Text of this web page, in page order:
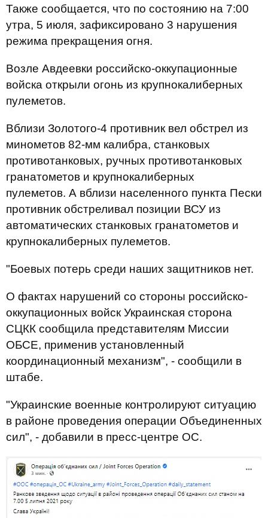
Также сообщается, что по состоянию на 7:00
утра, 5 июля, зафиксировано 3 нарушения
режима прекращения огня.
Возле Авдеевки российско-оккупационные
войска открыли огонь из крупнокалиберных
пулеметов.
Вблизи Золотого-4 противник вел обстрел из
минометов 82-мм калибра, станковых
противотанковых, ручных противотанковых
гранатометов и крупнокалиберных
пулеметов. А вблизи населенного пункта Пески
противник обстреливал позиции ВСУ из
автоматических станковых гранатометов и
крупнокалиберных пулеметов.
"Боевых потерь среди наших защитников нет.
О фактах нарушений со стороны российско-
оккупационных войск Украинская сторона
СЦКК сообщила представителям Миссии
ОБСЕ, применив установленный
координационный механизм", - сообщили в
штабе.
"Украинские военные контролируют ситуацию
в районе проведения операции Объединенных
сил", - добавили в пресс-центре ОС.